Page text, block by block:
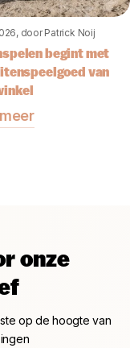
, door Patrick Noij
begint met
van
onze
op de hoogte van